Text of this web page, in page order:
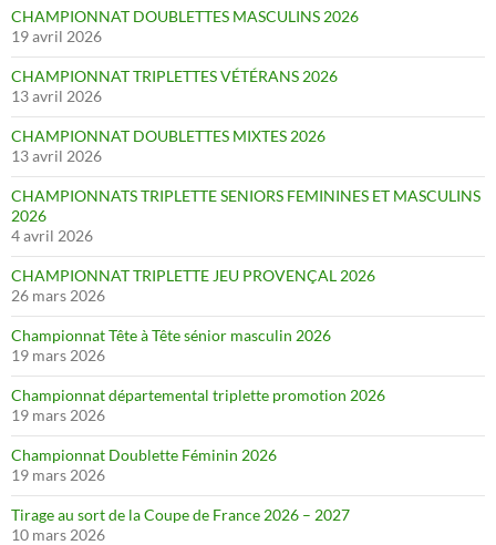
CHAMPIONNAT DOUBLETTES MASCULINS 2026
19 avril 2026
CHAMPIONNAT TRIPLETTES VÉTÉRANS 2026
13 avril 2026
CHAMPIONNAT DOUBLETTES MIXTES 2026
13 avril 2026
CHAMPIONNATS TRIPLETTE SENIORS FEMININES ET MASCULINS
2026
4 avril 2026
CHAMPIONNAT TRIPLETTE JEU PROVENÇAL 2026
26 mars 2026
Championnat Tête à Tête sénior masculin 2026
19 mars 2026
Championnat départemental triplette promotion 2026
19 mars 2026
Championnat Doublette Féminin 2026
19 mars 2026
Tirage au sort de la Coupe de France 2026 – 2027
10 mars 2026